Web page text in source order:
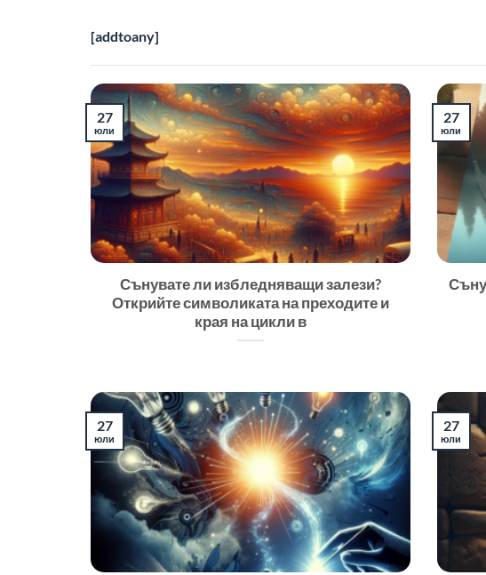
[addtoany]
Сънувате ли избледняващи залези?
Открийте символиката на преходите и
края на цикли в
27
юли
27
юли
27
юли
27
юли